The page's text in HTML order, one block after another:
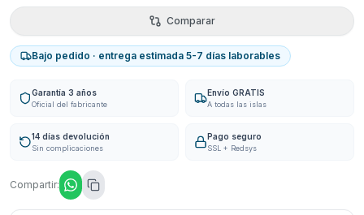
Comparar
Bajo pedido · entrega estimada 5-7 días laborables
Garantía 3 años
Oficial del fabricante
Envío GRATIS
A todas las islas
14 días devolución
Sin complicaciones
Pago seguro
SSL + Redsys
Compartir: